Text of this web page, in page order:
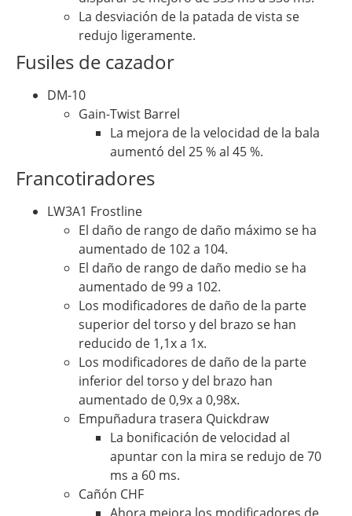
La desviación de la patada de vista se
redujo ligeramente.
Fusiles de cazador
DM-10
Gain-Twist Barrel
La mejora de la velocidad de la bala
aumentó del 25 % al 45 %.
Francotiradores
LW3A1 Frostline
El daño de rango de daño máximo se ha
aumentado de 102 a 104.
El daño de rango de daño medio se ha
aumentado de 99 a 102.
Los modificadores de daño de la parte
superior del torso y del brazo se han
reducido de 1,1x a 1x.
Los modificadores de daño de la parte
inferior del torso y del brazo han
aumentado de 0,9x a 0,98x.
Empuñadura trasera Quickdraw
La bonificación de velocidad al
apuntar con la mira se redujo de 70
ms a 60 ms.
Cañón CHF